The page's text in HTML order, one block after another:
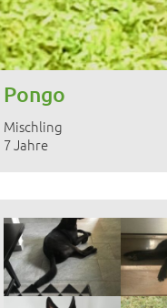
Pongo
Mischling
7 Jahre